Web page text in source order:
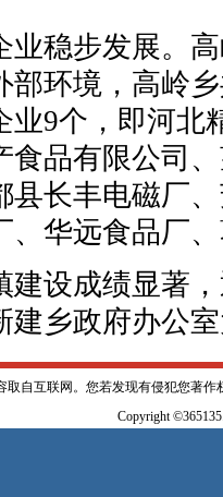
步发展。高
部环境，高岭
业9个，即河北
食品有限公司
县长丰电磁厂
、华远食品厂
成绩显著，
建乡政府办公
取自互联网。您若发现有侵犯您著
Copyright